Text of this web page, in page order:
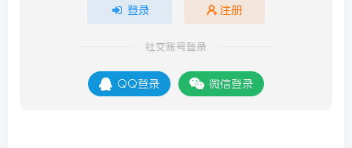
登录 注册
社交账号登录
QQ登录 微信登录